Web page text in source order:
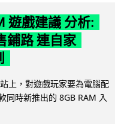
遊戲建議 分析:
鋪路 連自家
上，對遊戲玩家要為電腦配
同時新推出的 8GB RAM 入